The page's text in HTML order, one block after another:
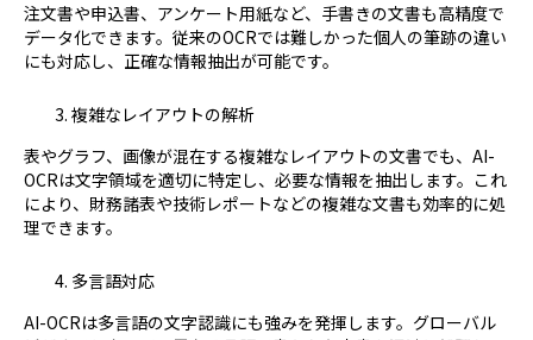
注文書や申込書、アンケート用紙など、手書きの文書も高精度で
データ化できます。従来のOCRでは難しかった個人の筆跡の違い
にも対応し、正確な情報抽出が可能です。
複雑なレイアウトの解析
表やグラフ、画像が混在する複雑なレイアウトの文書でも、AI-
OCRは文字領域を適切に特定し、必要な情報を抽出します。これ
により、財務諸表や技術レポートなどの複雑な文書も効率的に処
理できます。
多言語対応
AI-OCRは多言語の文字認識にも強みを発揮します。グローバル